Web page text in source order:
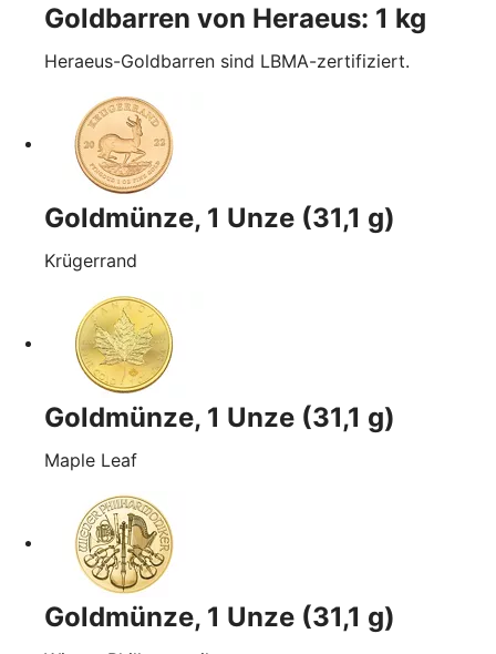
Goldbarren von Heraeus: 1 kg
Heraeus-Goldbarren sind LBMA-zertifiziert.
Goldmünze, 1 Unze (31,1 g)
Krügerrand
Goldmünze, 1 Unze (31,1 g)
Maple Leaf
Goldmünze, 1 Unze (31,1 g)